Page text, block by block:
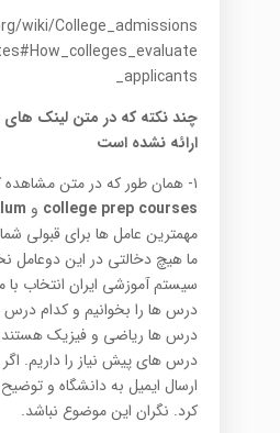
wiki/College_admissions
_applicants
چند نکته که در متن لینک های
ارائه نشده است
۱- همان طور که در متن مشاهده کردید،
college prep courses و
مهمترین عامل ها برای قبولی
ما هیچ دخالتی در این دوعامل
سیستم آموزشی ایران انتخاب
درس ها را بخوانیم و کدام درس
درس ها ریاضی و فیزیک هستند
درس های پیش نیاز را داریم.
ارسال ایمیل به دانشگاه و
کرد. نگران این موضوع نباشد.